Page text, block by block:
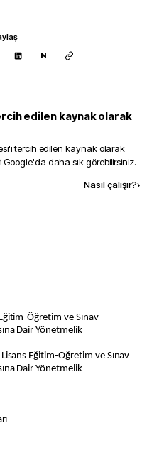
N
edilen kaynak olarak
'i tercih edilen kaynak olarak
daha sık görebilirsiniz.
Nasıl çalışır?›
Öğretim ve Sınav
Dair Yönetmelik
Eğitim-Öğretim ve Sınav
Dair Yönetmelik